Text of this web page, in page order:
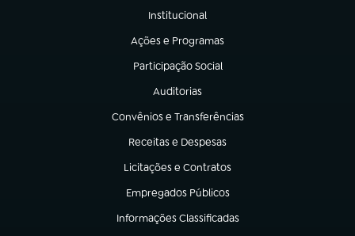
Institucional
(abre em nova aba)
Ações e Programas
(abre em nova aba)
Participação Social
(abre em nova aba)
Auditorias
(abre em nova aba)
Convênios e Transferências
(abre em nova aba)
Receitas e Despesas
(abre em nova aba)
Licitações e Contratos
(abre em nova aba)
Empregados Públicos
(abre em nova aba)
Informações Classificadas
(abre em nova aba)